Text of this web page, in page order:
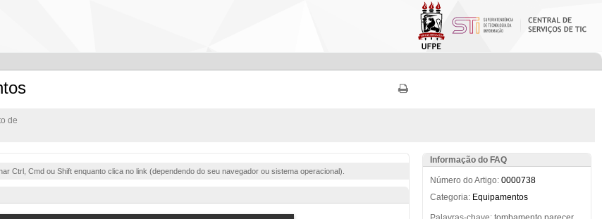
de
Ctrl, Cmd ou Shift enquanto clica no link (dependendo do seu navegador ou sistema operacional).
Informação do FAQ
Número do Artigo: 0000738
Categoria: Equipamentos